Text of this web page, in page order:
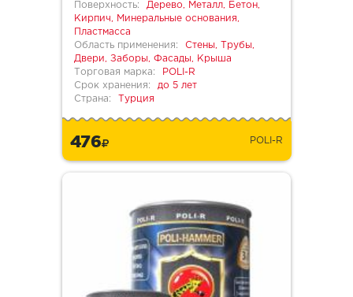
Поверхность:
Дерево, Металл, Бетон,
Кирпич, Минеральные основания,
Пластмасса
Область применения:
Стены, Трубы,
Двери, Заборы, Фасады, Крыша
Торговая марка:
POLI-R
Срок хранения:
до 5 лет
Страна:
Турция
476 POLI-R